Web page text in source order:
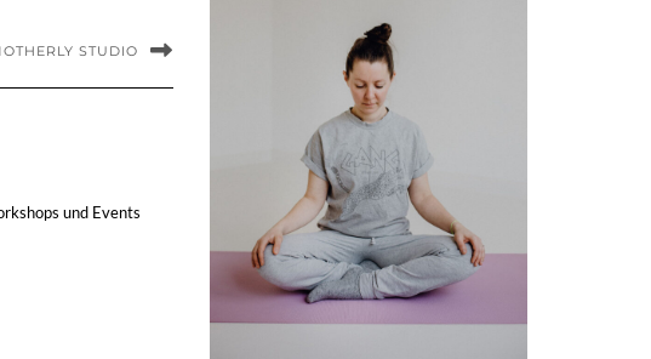
STUDIO
und Events